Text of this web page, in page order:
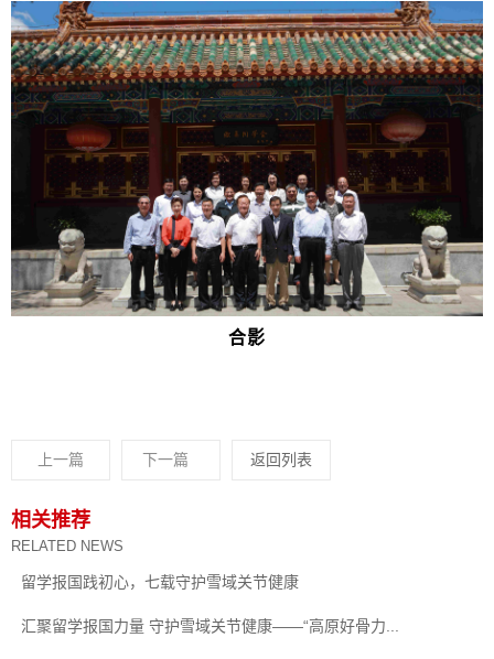
合影
上一篇 下一篇 返回列表
相关推荐
RELATED NEWS
留学报国践初心，七载守护雪域关节健康
汇聚留学报国力量 守护雪域关节健康——“高原好骨力...